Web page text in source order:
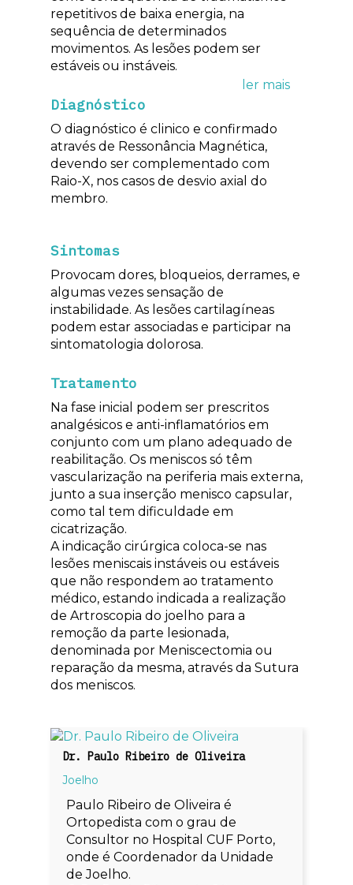
repetitivos de baixa energia, na
sequência de determinados
movimentos. As lesões podem ser
estáveis ou instáveis.
Diagnóstico
O diagnóstico é clinico e confirmado
através de Ressonância Magnética,
devendo ser complementado com
Raio-X, nos casos de desvio axial do
membro.
Sintomas
Provocam dores, bloqueios, derrames, e
algumas vezes sensação de
instabilidade. As lesões cartilagíneas
podem estar associadas e participar na
sintomatologia dolorosa.
Tratamento
Na fase inicial podem ser prescritos
analgésicos e anti-inflamatórios em
conjunto com um plano adequado de
reabilitação. Os meniscos só têm
vascularização na periferia mais externa,
junto a sua inserção menisco capsular,
como tal tem dificuldade em
cicatrização.
A indicação cirúrgica coloca-se nas
lesões meniscais instáveis ou estáveis
que não respondem ao tratamento
médico, estando indicada a realização
de Artroscopia do joelho para a
remoção da parte lesionada,
denominada por Meniscectomia ou
reparação da mesma, através da Sutura
dos meniscos.
Dr. Paulo Ribeiro de Oliveira
Joelho
Paulo Ribeiro de Oliveira é
Ortopedista com o grau de
Consultor no Hospital CUF Porto,
onde é Coordenador da Unidade
de Joelho.